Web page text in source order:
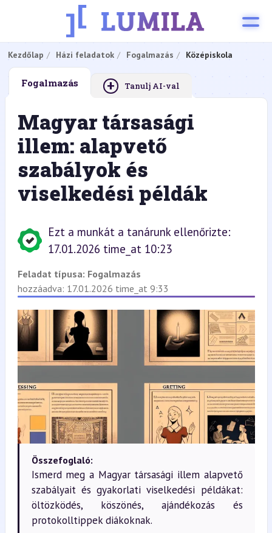
Kezdőlap Házi feladatok Fogalmazás Középiskola
Fogalmazás + Tanulj AI-val
Magyar társasági
illem: alapvető
szabályok és
viselkedési példák
Ezt a munkát a tanárunk ellenőrizte:
17.01.2026 time_at 10:23
Feladat típusa: Fogalmazás
hozzáadva: 17.01.2026 time_at 9:33
Összefoglaló:
Ismerd meg a Magyar társasági illem alapvető
szabályait és gyakorlati viselkedési példákat:
öltözködés, köszönés, ajándékozás és
protokolltippek diákoknak.